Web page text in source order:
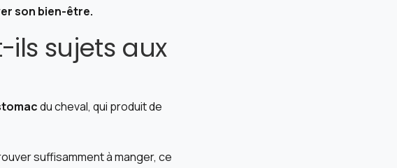
son bien-être.
ils sujets aux
du cheval, qui produit de
suffisamment à manger, ce